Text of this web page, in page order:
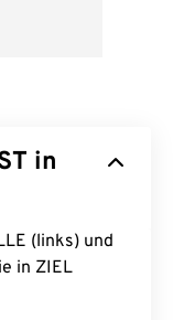
in
(links) und
in ZIEL